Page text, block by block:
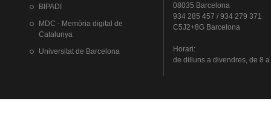
BIPADI
MDC - Memòria digital de
Catalunya
Universitat de Barcelona
08035 Barcelona
934 285 457 / 934 279 371
C5J2+8G Barcelona
Horari:
de dillunsa divendres, de 8